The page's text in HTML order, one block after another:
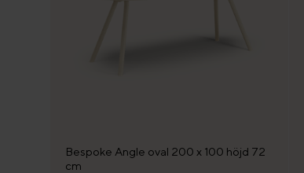
Bespoke Angle oval 200 x 100 höjd 72
cm